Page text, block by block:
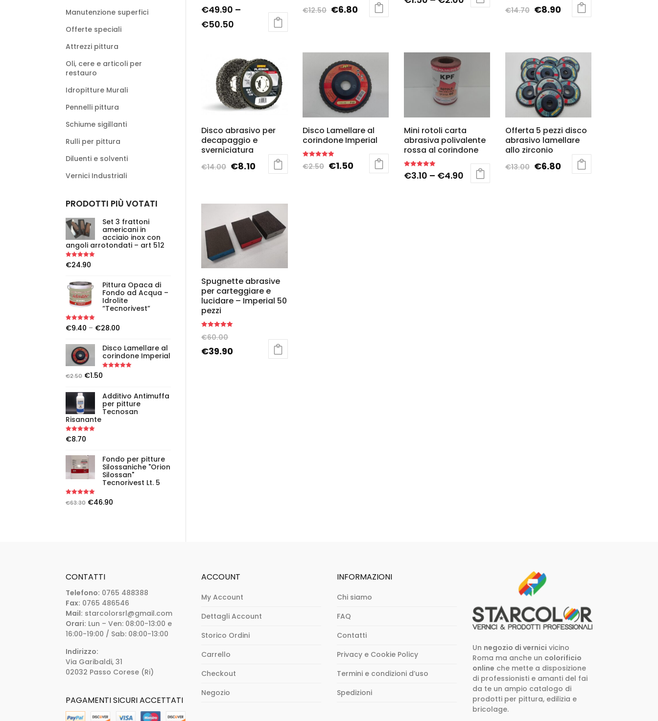
€49.90 –
€50.50
€12.50 €6.80
5.00
€14.70 €8.90
Disco abrasivo per
decapaggio e
sverniciatura
€14.00 €8.10
Disco Lamellare al
corindone Imperial
5.00
€2.50 €1.50
Mini rotoli carta
abrasiva polivalente
rossa al corindone
Rated
5.00
€3.10 – €4.90
Offerta 5 pezzi disco
abrasivo lamellare
allo zirconio
€13.00 €6.80
Spugnette abrasive
per carteggiare e
lucidare – Imperial 50
pezzi
5.00
€60.00
€39.90
Manutenzione superfici
Offerte speciali
Attrezzi pittura
Oli, cere e articoli per
restauro
Idropitture Murali
Pennelli pittura
Schiume sigillanti
Rulli per pittura
Diluenti e solventi
Vernici Industriali
PRODOTTI PIÙ VOTATI
Set 3 frattoni
americani in
acciaio inox con
angoli arrotondati – art 512
Rated 5.00
out of 5
€24.90
Pittura Opaca di
Fondo ad Acqua –
Idrolite
“Tecnorivest”
Rated5.00
out of 5
€9.40 – €28.00
Disco Lamellare al
corindone Imperial
€2.50 €1.50
Additivo Antimuffa
per pitture
Tecnosan
Risanante
Rated5.00
out of 5
€8.70
Fondo per pitture
Silossaniche "Orion
Silossan"
Tecnorivest Lt. 5
Rated5.00
out of 5
€63.30 €46.90
CONTATTI
Telefono: 0765 488388
Fax: 0765 486546
Mail: starcolorsrl@gmail.com
Orari: Lun – Ven: 08:00-13:00 e
16:00-19:00 / Sab: 08:00-13:00
Indirizzo:
Via Garibaldi, 31
02032 Passo Corese (Ri)
PAGAMENTI SICURI ACCETTATI
ACCOUNT
My Account
Dettagli Account
Storico Ordini
Carrello
Checkout
Negozio
INFORMAZIONI
Chi siamo
FAQ
Contatti
Privacy e Cookie Policy
Termini e condizioni d’uso
Spedizioni
Un negozio di vernici vicino
Roma ma anche un colorificio
online che mette a disposizione
di professionisti e amanti del fai
da te un ampio catalogo di
prodotti per pittura, edilizia e
bricolage.